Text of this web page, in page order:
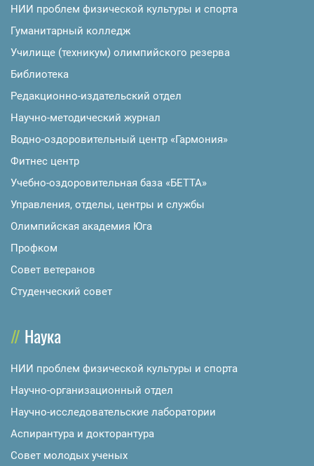
НИИ проблем физической культуры и спорта
Гуманитарный колледж
Училище (техникум) олимпийского резерва
Библиотека
Редакционно-издательский отдел
Научно-методический журнал
Водно-оздоровительный центр «Гармония»
Фитнес центр
Учебно-оздоровительная база «БЕТТА»
Управления, отделы, центры и службы
Олимпийская академия Юга
Профком
Совет ветеранов
Студенческий совет
Наука
НИИ проблем физической культуры и спорта
Научно-организационный отдел
Научно-исследовательские лаборатории
Аспирантура и докторантура
Совет молодых ученых